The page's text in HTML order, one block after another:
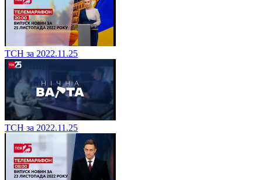
ТСН за 2022.11.25
ТСН за 2022.11.25